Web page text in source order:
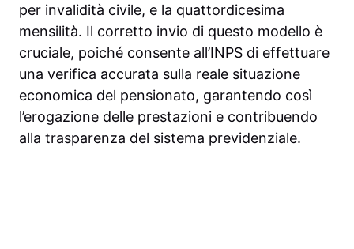
per invalidità civile, e la quattordicesima
mensilità. Il corretto invio di questo modello è
cruciale, poiché consente all’INPS di effettuare
una verifica accurata sulla reale situazione
economica del pensionato, garantendo così
l’erogazione delle prestazioni e contribuendo
alla trasparenza del sistema previdenziale.